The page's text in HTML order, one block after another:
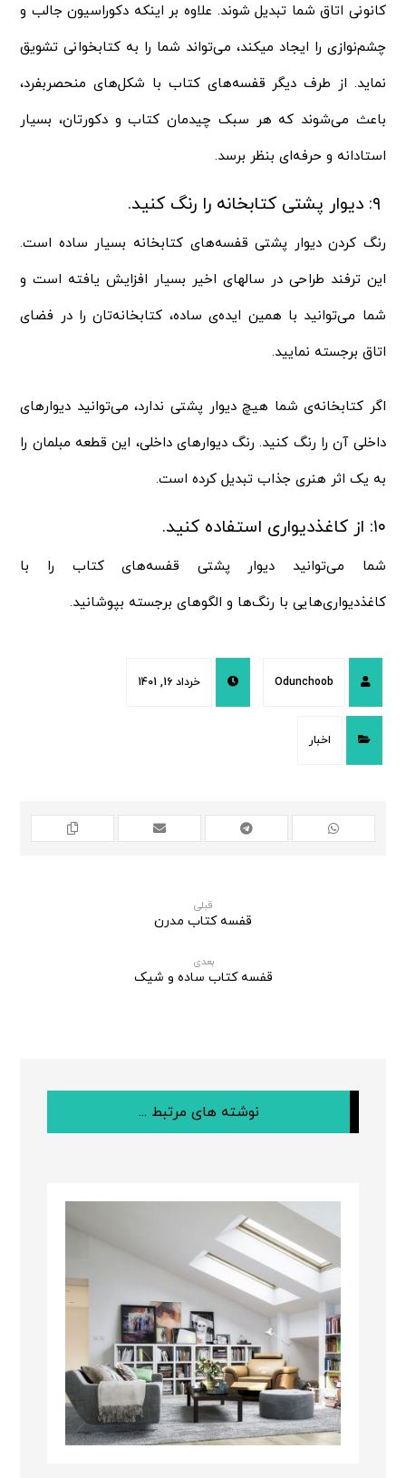
کانونی اتاق شما تبدیل شوند. علاوه بر اینکه دکوراسیون جالب و
چشم‌نوازی را ایجاد می‎کند، می‌تواند شما را به کتابخوانی تشویق
نماید. از طرف دیگر قفسه‌های کتاب با شکل‌های منحصربفرد،
باعث می‌شوند که هر سبک چیدمان کتاب و دکورتان، بسیار
استادانه و حرفه‌ای بنظر برسد.
رنگ کردن دیوار پشتی قفسه‌های کتابخانه بسیار ساده است.
این ترفند طراحی در سالهای اخیر بسیار افزایش یافته است و
شما می‌توانید با همین ایده‌ی ساده، کتابخانه‌تان را در فضای
اتاق برجسته نمایید.
اگر کتابخانه‌ی شما هیچ دیوار پشتی ندارد، می‌توانید دیوارهای
داخلی آن را رنگ کنید. رنگ دیوارهای داخلی، این قطعه مبلمان را
به یک اثر هنری جذاب تبدیل کرده است.
۱۰: از کاغذدیواری استفاده کنید.
شما می‌توانید دیوار پشتی قفسه‌های کتاب را با
کاغذدیواری‌هایی با رنگ‌ها و الگوهای برجسته بپوشانید.
Odunchoob خرداد 16, 1401
اخبار
قبلی
قفسه کتاب مدرن
بعدی
قفسه کتاب ساده و شیک
نوشته های مرتبط ...